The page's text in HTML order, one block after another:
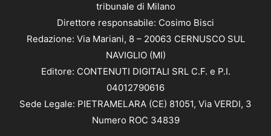
tribunale di Milano
Direttore responsabile: Cosimo Bisci
Redazione: Via Mariani, 8 – 20063 CERNUSCO SUL
NAVIGLIO (MI)
Editore: CONTENUTI DIGITALI SRL C.F. e P.I.
04012790616
Sede Legale: PIETRAMELARA (CE) 81051, Via VERDI, 3
Numero ROC 34839